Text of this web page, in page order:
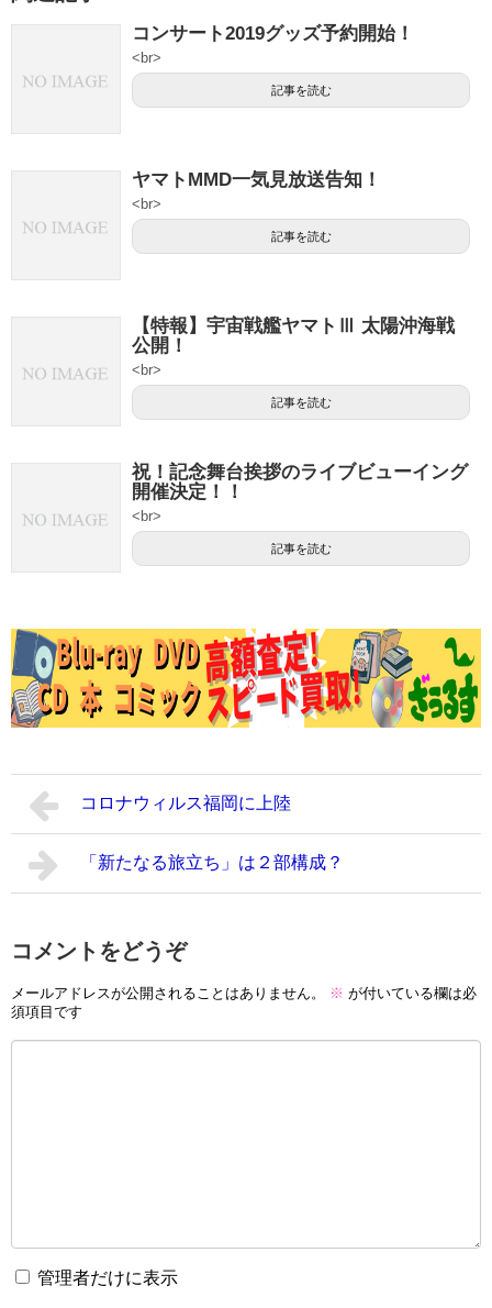
コンサート2019グッズ予約開始！
<br>
記事を読む
ヤマトMMD一気見放送告知！
<br>
記事を読む
【特報】宇宙戦艦ヤマトⅢ 太陽沖海戦
公開！
<br>
記事を読む
祝！記念舞台挨拶のライブビューイング
開催決定！！
<br>
記事を読む
コロナウィルス福岡に上陸
「新たなる旅立ち」は２部構成？
コメントをどうぞ
メールアドレスが公開されることはありません。 ※ が付いている欄は必
須項目です
管理者だけに表示